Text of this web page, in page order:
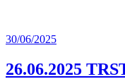
30/06/2025
26.06.2025